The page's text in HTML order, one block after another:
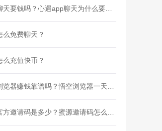
么免费聊天？
么充值快币？